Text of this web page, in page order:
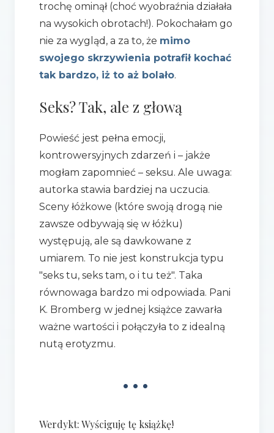
trochę ominął (choć wyobraźnia działała
na wysokich obrotach!). Pokochałam go
nie za wygląd, a za to, że mimo
swojego skrzywienia potrafił kochać
tak bardzo, iż to aż bolało.
Seks? Tak, ale z głową
Powieść jest pełna emocji,
kontrowersyjnych zdarzeń i – jakże
mogłam zapomnieć – seksu. Ale uwaga:
autorka stawia bardziej na uczucia.
Sceny łóżkowe (które swoją drogą nie
zawsze odbywają się w łóżku)
występują, ale są dawkowane z
umiarem. To nie jest konstrukcja typu
"seks tu, seks tam, o i tu też". Taka
równowaga bardzo mi odpowiada. Pani
K. Bromberg w jednej książce zawarła
ważne wartości i połączyła to z idealną
nutą erotyzmu.
•••
Werdykt: Wyściguję tę książkę!